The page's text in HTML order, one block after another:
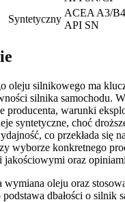
Syntetyczny
ACEA A3/
API SN
oleju silnikowego ma
silnika samochodu.
producenta, warunki
syntetyczne, choć
co przekłada się
wyborze konkretnego
jakościowymi oraz
wymiana oleju oraz
dbałości o silnik